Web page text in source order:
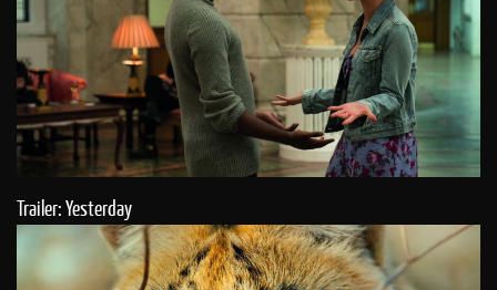
Trailer: Yesterday